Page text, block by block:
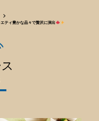
ティ豊かな品々で贅沢に演出